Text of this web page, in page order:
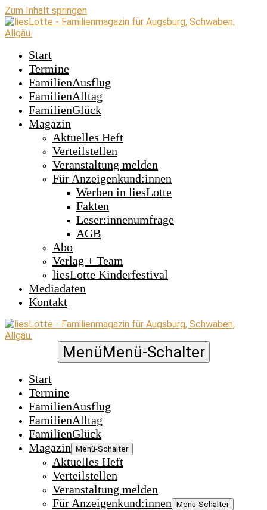
Zum Inhalt springen
Start
Termine
FamilienAusflug
FamilienAlltag
FamilienGlück
Magazin
Aktuelles Heft
Verteilstellen
Veranstaltung melden
Für Anzeigenkund:innen
Werben in liesLotte
Fakten
Leser:innenumfrage
AGB
Abo
Verlag + Team
liesLotte Kinderfestival
Mediadaten
Kontakt
MenüMenü-Schalter
Start
Termine
FamilienAusflug
FamilienAlltag
FamilienGlück
Magazin Menü-Schalter
Aktuelles Heft
Verteilstellen
Veranstaltung melden
Für Anzeigenkund:innen Menü-Schalter